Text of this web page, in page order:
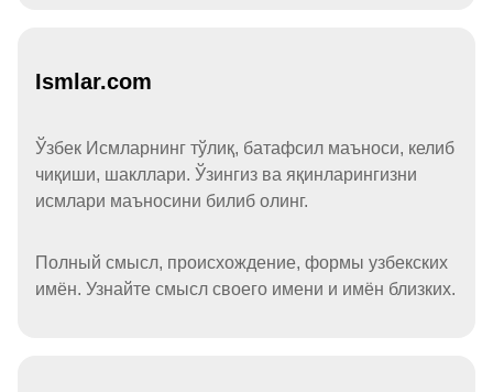
Ismlar.com
Ўзбек Исмларнинг тўлиқ, батафсил маъноси, келиб
чиқиши, шакллари. Ўзингиз ва яқинларингизни
исмлари маъносини билиб олинг.
Полный смысл, происхождение, формы узбекских
имён. Узнайте смысл своего имени и имён близких.